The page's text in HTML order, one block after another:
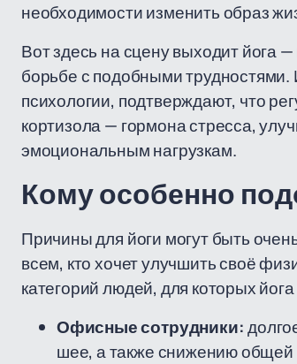
необходимости изменить образ
Вот здесь на сцену выходит йога
борьбе с подобными
психологии, подтверждают, что
кортизола — гормона стресса,
эмоциональным нагрузкам.
Кому особенно
Причины для йоги могут быть
всем, кто хочет улучшить своё
категорий людей, для которых
Офисные сотрудники:
шее, а также снижению общей